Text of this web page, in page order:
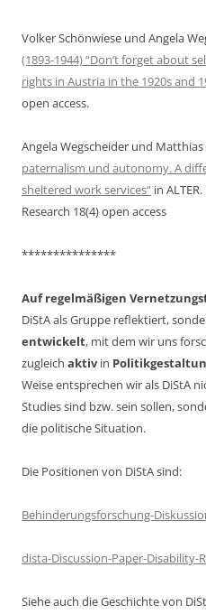
Volker Schönwiese und Angela
(1893-1944) “Don’t forget about
rights in Austria in the 1920s and
open access.
Angela Wegscheider und
paternalism und autonomy. A
sheltered work services“ in
Research 18(4) open access
***************
Auf regelmäßigen
DiStA als Gruppe reflektiert,
entwickelt, mit dem wir uns
zugleich aktivin
Weise entsprechen wir als DiStA
Studies sind bzw. sein sollen,
die politische Situation.
Die Positionen von DiStA sind:
Behinderungsforschung-
dista-Discussion-Paper-Disability-
Siehe auch die Geschichte von